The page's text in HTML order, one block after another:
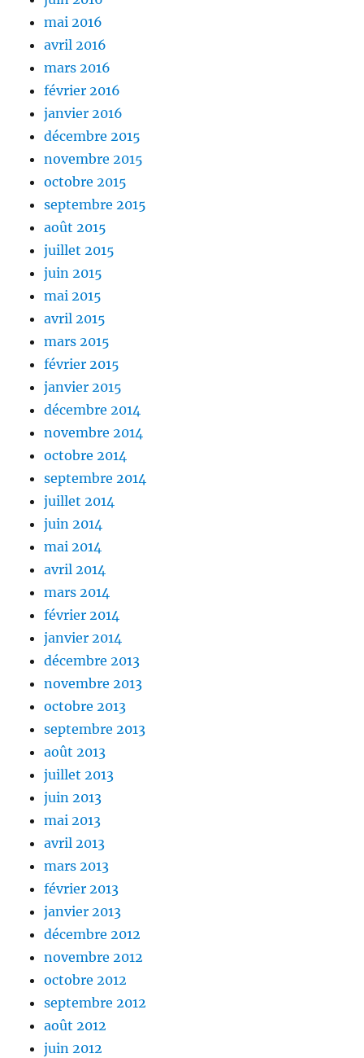
mai 2016
avril 2016
mars 2016
février 2016
janvier 2016
décembre 2015
novembre 2015
octobre 2015
septembre 2015
août 2015
juillet 2015
juin 2015
mai 2015
avril 2015
mars 2015
février 2015
janvier 2015
décembre 2014
novembre 2014
octobre 2014
septembre 2014
juillet 2014
juin 2014
mai 2014
avril 2014
mars 2014
février 2014
janvier 2014
décembre 2013
novembre 2013
octobre 2013
septembre 2013
août 2013
juillet 2013
juin 2013
mai 2013
avril 2013
mars 2013
février 2013
janvier 2013
décembre 2012
novembre 2012
octobre 2012
septembre 2012
août 2012
juin 2012